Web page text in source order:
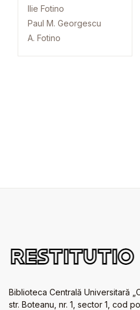
Ilie Fotino
Paul M. Georgescu
A. Fotino
Biblioteca Centrală Universitară
str. Boteanu, nr. 1, sector 1, cod